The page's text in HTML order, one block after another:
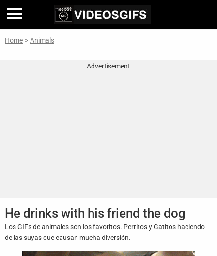
De
Juegos
Archivo
Home > Animals
Advertisement
He drinks with his friend the dog
Los GIFs de animales son los favoritos. Perritos y Gatitos haciendo
de las suyas que causan mucha diversión.